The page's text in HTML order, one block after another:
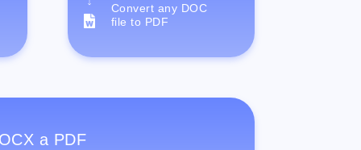
Convert any DOC
file to PDF
a PDF